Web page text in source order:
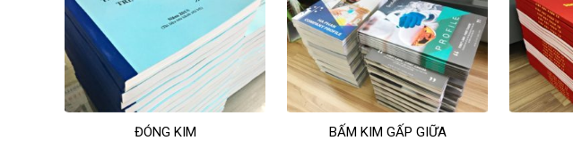
ĐÓNG KIM BẤM KIM GẤP GIỮA